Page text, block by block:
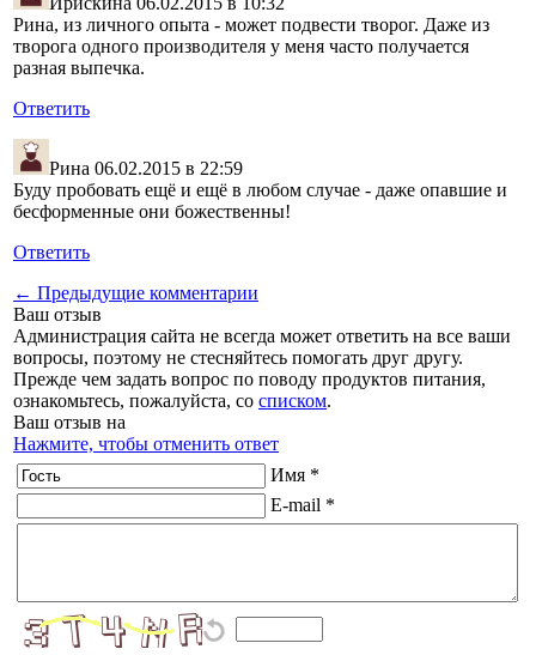
Рина, из личного опыта - может подвести творог. Даже из
творога одного производителя у меня часто получается
разная выпечка.
Ответить
Рина 06.02.2015 в 22:59
Буду пробовать ещё и ещё в любом случае - даже опавшие и
бесформенные они божественны!
Ответить
← Предыдущие комментарии
Ваш отзыв
Администрация сайта не всегда может ответить на все ваши
вопросы, поэтому не стесняйтесь помогать друг другу.
Прежде чем задать вопрос по поводу продуктов питания,
ознакомьтесь, пожалуйста, со списком.
Ваш отзыв на
Нажмите, чтобы отменить ответ
Имя *
E-mail *